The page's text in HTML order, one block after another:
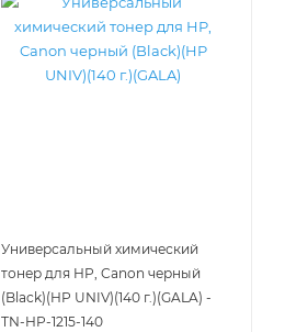
Универсальный химический
тонер для HP, Canon черный
(Black)(HP UNIV)(140 г.)(GALA) -
TN-HP-1215-140